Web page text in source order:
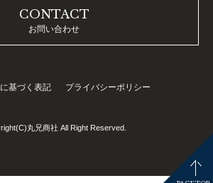
CONTACT
お問い合わせ
基づく表記 プライバシーポリシー
丸兄商社 All Right Reserved.